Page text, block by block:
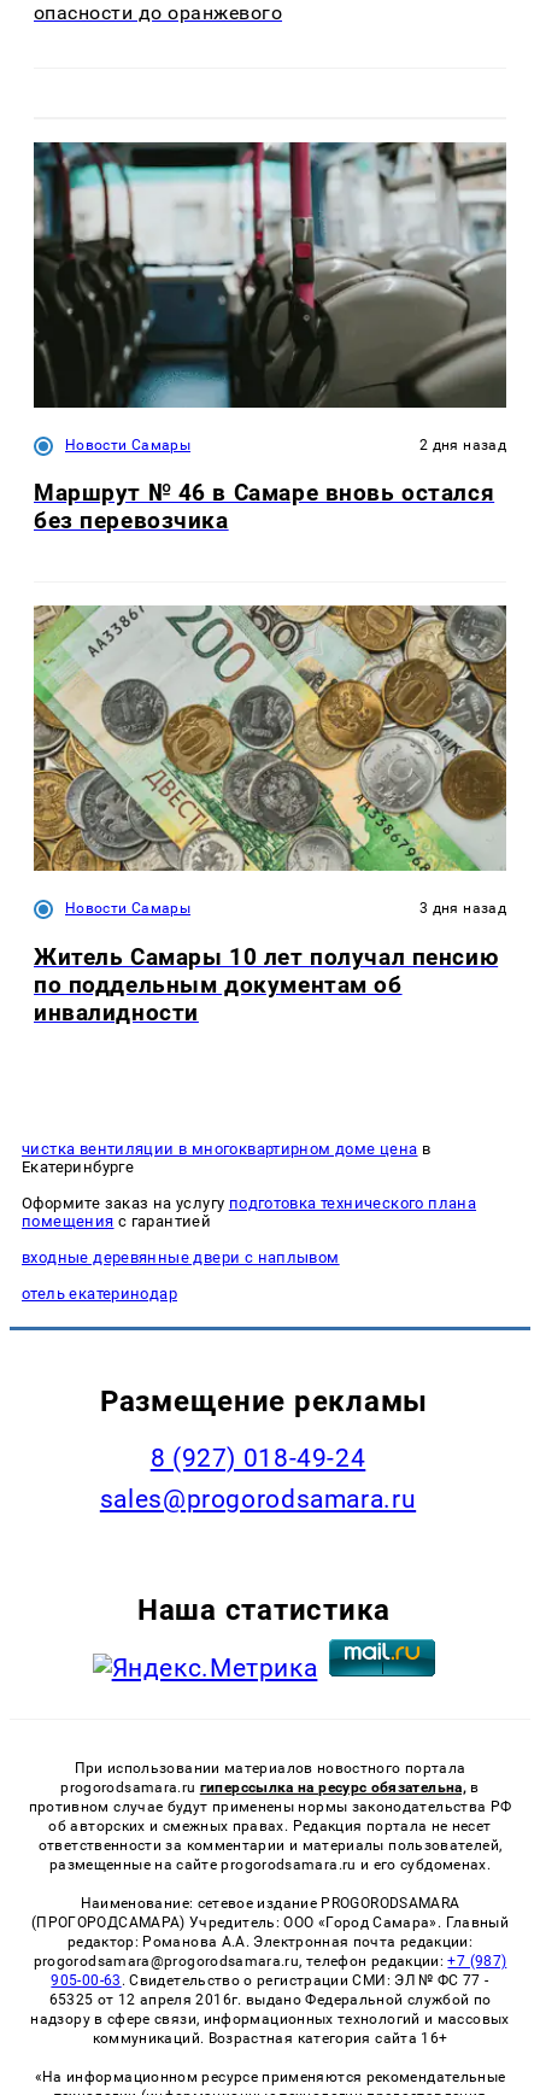
опасности до оранжевого
Новости Самары 2 дня назад
Маршрут № 46 в Самаре вновь остался
без перевозчика
Новости Самары 3 дня назад
Житель Самары 10 лет получал пенсию
по поддельным документам об
инвалидности
чистка вентиляции в многоквартирном доме цена в
Екатеринбурге
Оформите заказ на услугу подготовка технического плана
помещения с гарантией
входные деревянные двери с наплывом
отель екатеринодар
Размещение рекламы
8 (927) 018-49-24
sales@progorodsamara.ru
Наша статистика
При использовании материалов новостного портала
progorodsamara.ru гиперссылка на ресурс обязательна, в
противном случае будут применены нормы законодательства РФ
об авторских и смежных правах. Редакция портала не несет
ответственности за комментарии и материалы пользователей,
размещенные на сайте progorodsamara.ru и его субдоменах.
Наименование: сетевое издание PROGORODSAMARA
(ПРОГОРОДСАМАРА) Учредитель: ООО «Город Самара». Главный
редактор: Романова А.А. Электронная почта редакции:
progorodsamara@progorodsamara.ru, телефон редакции:+7 (987)
905-00-63 . Свидетельство о регистрации СМИ: ЭЛ № ФС 77 -
65325 от 12 апреля 2016г. выдано Федеральной службой по
надзору в сфере связи, информационных технологий и массовых
коммуникаций. Возрастная категория сайта 16+
«На информационном ресурсе применяются рекомендательные